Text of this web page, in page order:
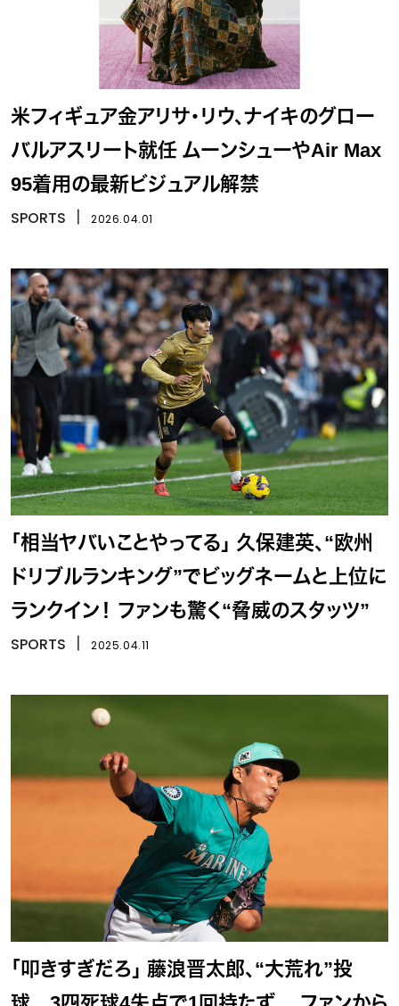
米フィギュア金アリサ・リウ、ナイキのグロー
バルアスリート就任 ムーンシューやAir Max
95着用の最新ビジュアル解禁
SPORTS 2026.04.01
「相当ヤバいことやってる」 久保建英、“欧州
ドリブルランキング”でビッグネームと上位に
ランクイン！ ファンも驚く“脅威のスタッツ”
SPORTS 2025.04.11
「叩きすぎだろ」 藤浪晋太郎、“大荒れ”投